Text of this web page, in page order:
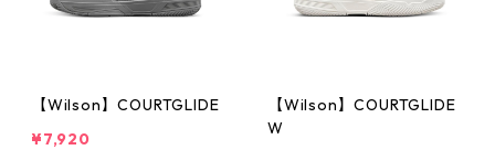
【Wilson】COURTGLIDE
¥7,920
【Wilson】COURTGLIDE
W